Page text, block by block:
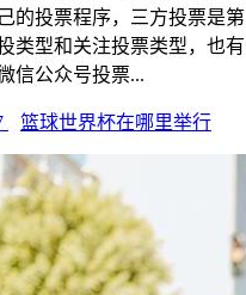
的投票程序，三方投票是
类型和关注投票类型，也
信公众号投票...
篮球世界杯在哪里举行